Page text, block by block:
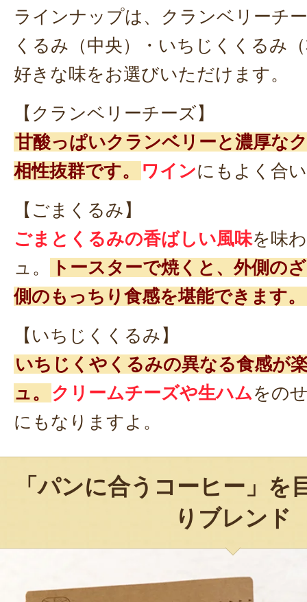
ラインナップは、クランベリーチ
くるみ（中央）・いちじくくるみ
好きな味をお選びいただけます。
【クランベリーチーズ】
甘酸っぱいクランベリーと濃厚な
相性抜群です。
ワインにもよく合
【ごまくるみ】
ごまとくるみの香ばしい風味を味
ュ。
トースターで焼くと、外側の
側のもっちり食感を堪能できます。
【いちじくくるみ】
いちじくやくるみの異なる食感が
ュ。
クリームチーズや生ハムをの
にもなりますよ。
「パンに合うコーヒー」を
りブレンド